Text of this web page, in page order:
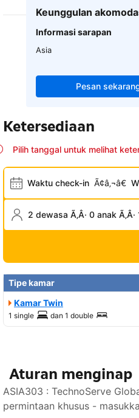
Keunggulan
Informasi sarapan
Asia
Pesan
Ketersediaan
Pilih tanggal untuk melihat
Waktu check-in Ã¢â‚¬â€
2 dewasa Ã‚Â· 0 anak
Tipe kamar
Kamar Twin
1 single dan 1 double
Aturan menginap
ASIA303 : TechnoServe
permintaan khusus -